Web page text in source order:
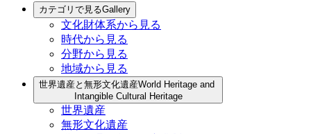
カテゴリで見るGallery
文化財体系から見る
時代から見る
分野から見る
地域から見る
世界遺産と無形文化遺産World Heritage and
Intangible Cultural Heritage
世界遺産
無形文化遺産